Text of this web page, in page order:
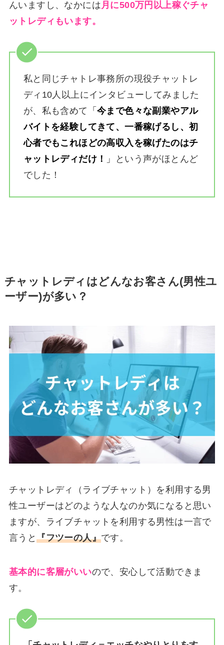
んいますし、なかには月に500万円以上稼ぐチャ
ットレディもいます。
私と同じチャトレ事務所の現役チャットレ
ディ10人以上にインタビューしてみました
が、私も含めて
「今まで色々な副業やアル
バイトを経験してきて、一番稼げるし、初
心者でもこれほどの高収入を稼げたのはチ
ャットレディだけ！
」
という声がほとんど
でした！
チャットレディはどんなお客さん(男性ユ
ーザー)が多い？
チャットレディ（ライブチャット）を利用する男
性ユーザーはどのような人なのか気になると思い
ますが、ライブチャットを利用する男性は一言で
言うと『フツーの人』です。
基本的に客層がいいので、安心して活動できま
す。